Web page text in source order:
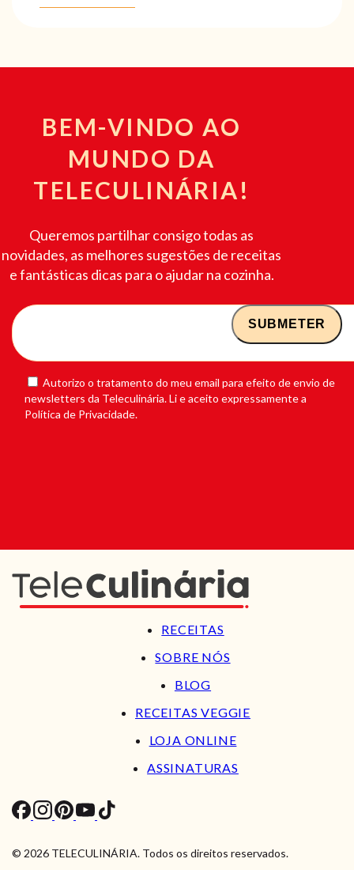
BEM-VINDO AO
MUNDO DA
TELECULINÁRIA!
Queremos partilhar consigo todas as
novidades, as melhores sugestões de receitas
e fantásticas dicas para o ajudar na cozinha.
Autorizo o tratamento do meu email para efeito de envio de
newsletters da Teleculinária. Li e aceito expressamente a
Política de Privacidade.
RECEITAS
SOBRE NÓS
BLOG
RECEITAS VEGGIE
LOJA ONLINE
ASSINATURAS
© 2026 TELECULINÁRIA. Todos os direitos reservados.